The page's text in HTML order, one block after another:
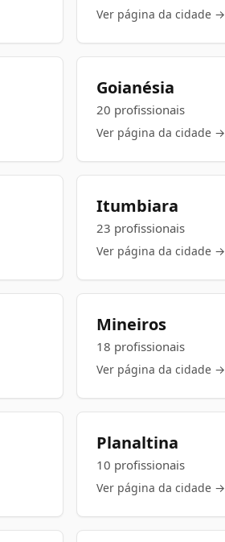
Ver página da cidade →
Goianésia
20 profissionais
Ver página da cidade →
Itumbiara
23 profissionais
Ver página da cidade →
Mineiros
18 profissionais
Ver página da cidade →
Planaltina
10 profissionais
Ver página da cidade →